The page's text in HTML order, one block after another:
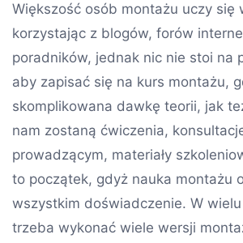
Większość osób montażu uczy się
korzystając z blogów, forów
poradników, jednak nic nie stoi na
aby zapisać się na kurs montażu,
skomplikowana dawkę teorii, jak
nam zostaną ćwiczenia,
prowadzącym, materiały
to początek, gdyż nauka montażu
wszystkim doświadczenie. W
trzeba wykonać wiele wersji